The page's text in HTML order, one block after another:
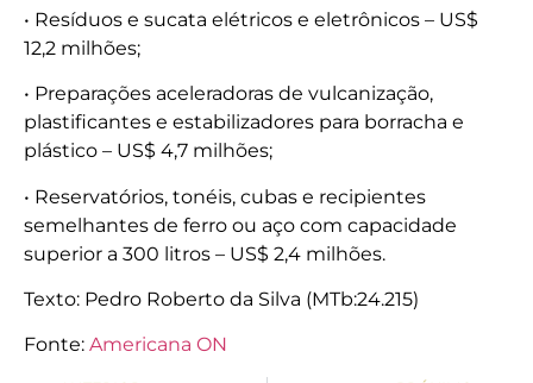
• Resíduos e sucata elétricos e eletrônicos – US$
12,2 milhões;
• Preparações aceleradoras de vulcanização,
plastificantes e estabilizadores para borracha e
plástico – US$ 4,7 milhões;
• Reservatórios, tonéis, cubas e recipientes
semelhantes de ferro ou aço com capacidade
superior a 300 litros – US$ 2,4 milhões.
Texto: Pedro Roberto da Silva (MTb:24.215)
Fonte: Americana ON